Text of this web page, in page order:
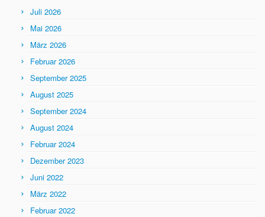
Juli 2026
Mai 2026
März 2026
Februar 2026
September 2025
August 2025
September 2024
August 2024
Februar 2024
Dezember 2023
Juni 2022
März 2022
Februar 2022